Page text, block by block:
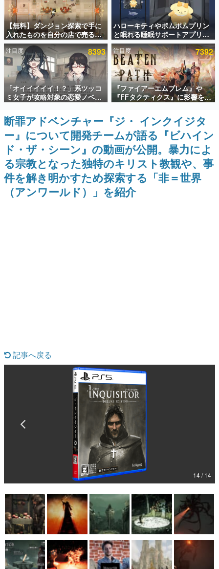
ゲームの企画書
名作ゲームクリエイターの方々に製作時のエピソードをお
聞きし、ヒットする企画（ゲーム）とは何か？を探ってい
きます。
赫本
この物語を解いてはいけない。『赫本』は、〈試験問題〉
の形をした短編ホラー小説集です。
新世代に訊く
これからのデジタルゲーム市場を担う若きクリエイター達
の姿を追い、彼らのルーツと情熱を探っていきます。
ゲーム世代の作家たち
ゲームに多大な影響を受けた作家さんに取材し、ゲームが
日本のコンテンツ産業やカルチャーに与えた影響を探る企
画です。
日本モバイルゲーム産業史
日本のモバイルゲーム史における主要なトピック・タイト
ルを網羅するほか、開発者へのインタビューや識者による
解説を掲載。約20年の歴史が一望できる決定版！
マンガ
電ファミニコゲーマーとは？
【無料】ダンジョン探索で手に
入れたものを自分の店で売るゲ
ーム『Moonlighter』がSteam
にて無料配布中！続編
『Moonlighter 2』の9月2日正
式リリースを記念したキャンペ
ーン
ハローキティやポムポムプリン
と眠れる睡眠サポートアプリ
『ゆめたび』が配信中。キャラ
ごとのASMRや目覚ましアラー
ムも搭載
注目度 8393
「オイイイイイ！？」系ツッコ
ミ女子が攻略対象の恋愛ノベル
ゲーム『美術部カノジョ』
Steamストアページが公開。
「お前らーそろそろ自重しろ
ー？＾＾」暗黒微笑の夢女子
や、萌え声不思議ちゃん女子と
青春を謳歌
注目度 7392
『ファイアーエムブレム』や
『FFタクティクス』に影響を受
けた新作戦略RPG『Beaten
Path』2027年に発売へ。
PC（Steam）、PS5、Xbox、
Switch向けにリリース予定
断罪アドベンチャー『ジ・ インクイジタ
ー』について開発チームが語る『ビハイン
ド・ザ・シーン』の動画が公開。暴力によ
る宗教となった独特のキリスト教観や、事
件を解き明かすため探索する「非＝世界
（アンワールド）」を紹介
記事へ戻る
14 / 14